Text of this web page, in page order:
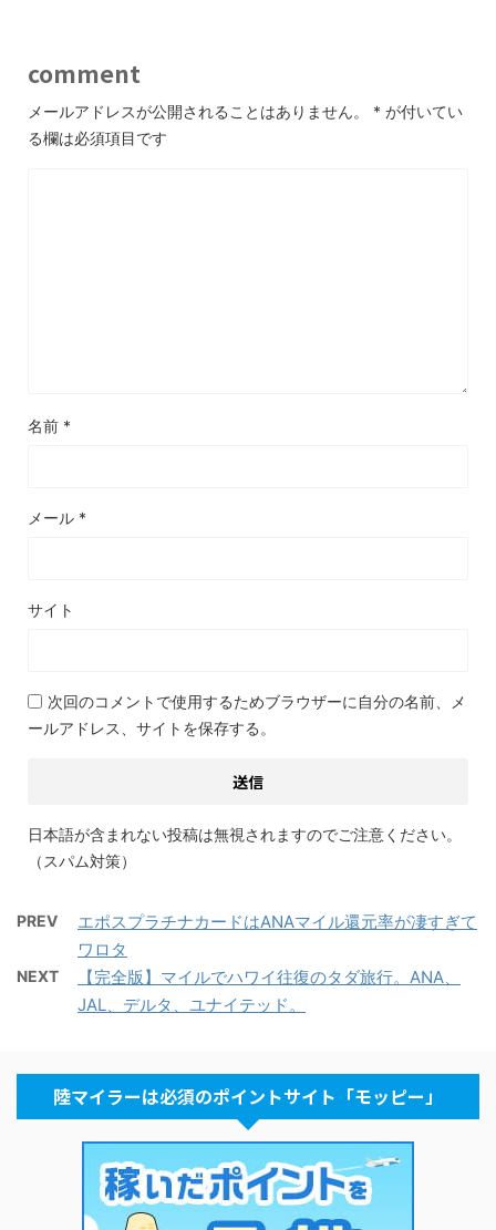
comment
メールアドレスが公開されることはありません。 * が付いてい
る欄は必須項目です
名前 *
メール *
サイト
次回のコメントで使用するためブラウザーに自分の名前、メ
ールアドレス、サイトを保存する。
日本語が含まれない投稿は無視されますのでご注意ください。
（スパム対策）
PREV
エポスプラチナカードはANAマイル還元率が凄すぎて
ワロタ
NEXT
【完全版】マイルでハワイ往復のタダ旅行。ANA、
JAL、デルタ、ユナイテッド。
陸マイラーは必須のポイントサイト「モッピー」